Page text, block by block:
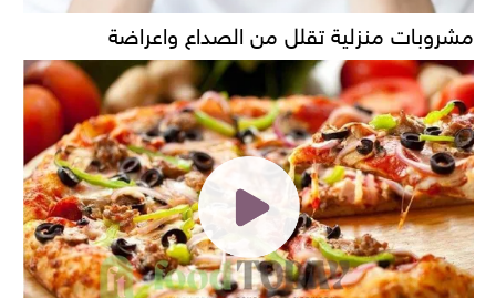
مشروبات منزلية تقلل من الصداع واعراضة